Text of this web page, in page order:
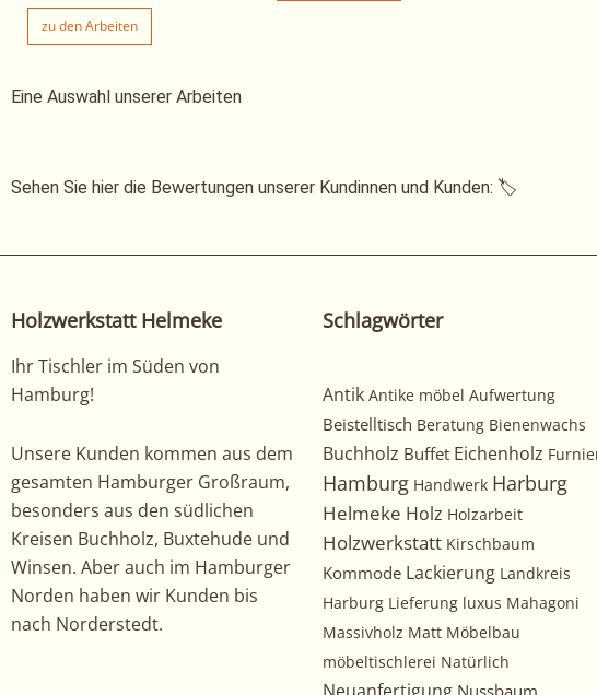
zu den Arbeiten
Eine Auswahl unserer Arbeiten
Sehen Sie hier die Bewertungen unserer Kundinnen und Kunden: 🏷
Holzwerkstatt Helmeke
Ihr Tischler im Süden von
Hamburg!
Unsere Kunden kommen aus dem
gesamten Hamburger Großraum,
besonders aus den südlichen
Kreisen Buchholz, Buxtehude und
Winsen. Aber auch im Hamburger
Norden haben wir Kunden bis
nach Norderstedt.
Schlagwörter
Antik Antike möbel Aufwertung
Beistelltisch Beratung Bienenwachs
Buchholz Buffet Eichenholz
Hamburg Handwerk Harburg
Helmeke Holz Holzarbeit
Holzwerkstatt Kirschbaum
Kommode Lackierung Landkreis
Harburg Lieferung luxus Mahagoni
Massivholz Matt Möbelbau
möbeltischlerei Natürlich
Nussbaum